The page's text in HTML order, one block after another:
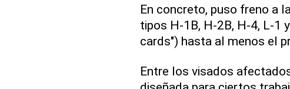
En concreto, puso freno a
tipos H-1B, H-2B, H-4, L-1
cards") hasta al menos el
Entre los visados